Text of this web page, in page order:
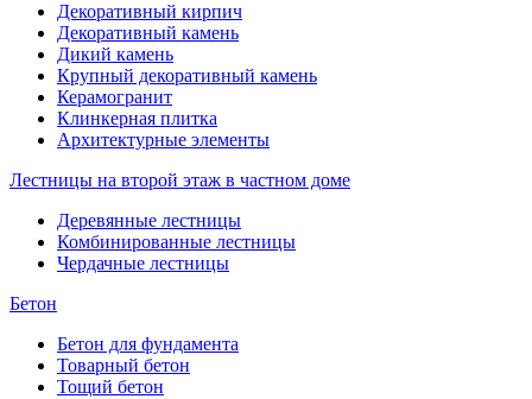
Декоративный кирпич
Декоративный камень
Дикий камень
Крупный декоративный камень
Керамогранит
Клинкерная плитка
Архитектурные элементы
Лестницы на второй этаж в частном доме
Деревянные лестницы
Комбинированные лестницы
Чердачные лестницы
Бетон
Бетон для фундамента
Товарный бетон
Тощий бетон